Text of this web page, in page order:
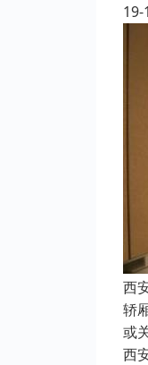
19-
西
轿
或
西